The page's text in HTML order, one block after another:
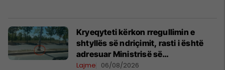
Kryeqyteti kërkon rregullimin e
shtyllës së ndriçimit, rasti i është
adresuar Ministrisë së
Infrastrukturës
Lajme 06/08/2026